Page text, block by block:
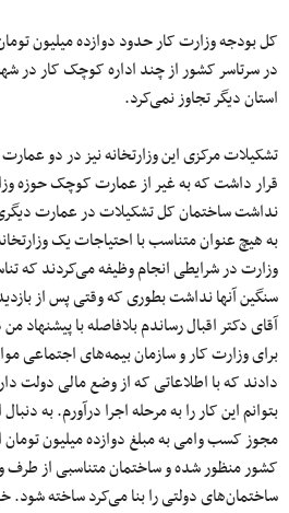
کل بودجه وزارت کار حدود دوازده میلیون
در سرتاسر کشور از چند اداره کوچک کار در
استان دیگر تجاوز نمی‌کرد.
تشکیلات مرکزی این وزارتخانه نیز در دو
قرار داشت که به غیر از عمارت کوچک حوزه
نداشت ساختمان کل تشکیلات در عمارت
به هیچ عنوان متناسب با احتیاجات یک
وزارت در شرایطی انجام وظیفه می‌کردند که
سنگین آنها نداشت بطوری که وقتی پس از
آقای دکتر اقبال رساندم بلافاصله با
برای وزارت کار و سازمان بیمه‌های اجتماعی
دادند که با اطلاعاتی که از وضع مالی دولت
بتوانم این کار را به مرحله اجرا درآورم. به
مجوز کسب وامی به مبلغ دوازده میلیون تومان
کشور منظور شده و ساختمان متناسبی از طرف
ساختمان‌های دولتی را بنا می‌کرد ساخته شود.